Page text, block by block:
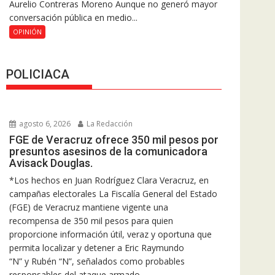
Aurelio Contreras Moreno Aunque no generó mayor
conversación pública en medio...
OPINIÓN
POLICIACA
agosto 6, 2026 La Redacción
FGE de Veracruz ofrece 350 mil pesos por
presuntos asesinos de la comunicadora
Avisack Douglas.
*Los hechos en Juan Rodríguez Clara Veracruz, en
campañas electorales La Fiscalía General del Estado
(FGE) de Veracruz mantiene vigente una
recompensa de 350 mil pesos para quien
proporcione información útil, veraz y oportuna que
permita localizar y detener a Eric Raymundo
“N” y Rubén “N”, señalados como probables